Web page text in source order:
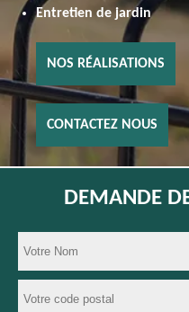
Entretien de jardin
NOS RÉALISATIONS
CONTACTEZ NOUS
DEMANDE